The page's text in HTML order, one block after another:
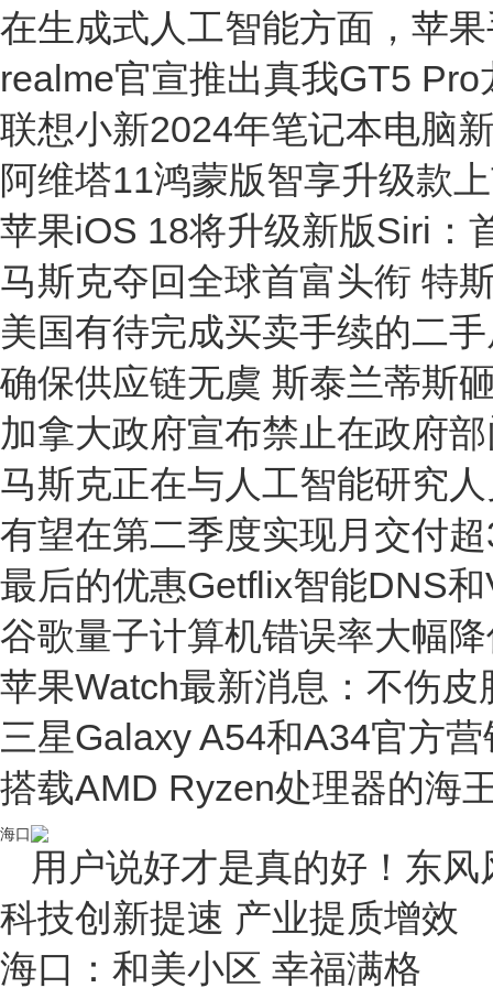
在生成式人工智能方面，苹
realme官宣推出真我GT5
联想小新2024年笔记本电脑
阿维塔11鸿蒙版智享升级款
苹果iOS 18将升级新版Siri：
马斯克夺回全球首富头衔 特
美国有待完成买卖手续的二
确保供应链无虞 斯泰兰蒂斯
加拿大政府宣布禁止在政府
马斯克正在与人工智能研究
有望在第二季度实现月交付
最后的优惠Getflix智能DNS
谷歌量子计算机错误率大幅
苹果Watch最新消息：不伤
三星Galaxy A54和A34官方
搭载AMD Ryzen处理器的海
海口
用户说好才是真的好！东
科技创新提速 产业提质增效
海口：和美小区 幸福满格